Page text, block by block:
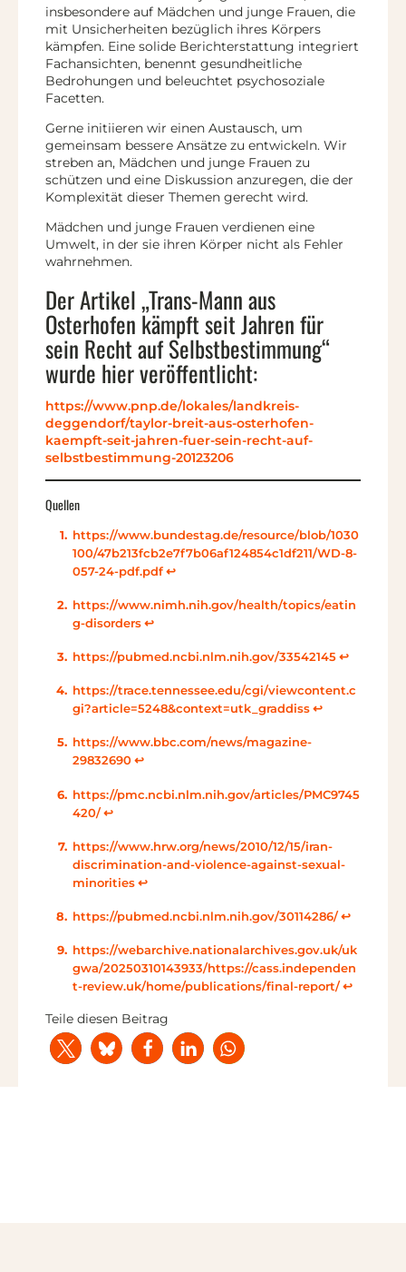
insbesondere auf Mädchen und junge Frauen, die
mit Unsicherheiten bezüglich ihres Körpers
kämpfen. Eine solide Berichterstattung integriert
Fachansichten, benennt gesundheitliche
Bedrohungen und beleuchtet psychosoziale
Facetten.
Gerne initiieren wir einen Austausch, um
gemeinsam bessere Ansätze zu entwickeln. Wir
streben an, Mädchen und junge Frauen zu
schützen und eine Diskussion anzuregen, die der
Komplexität dieser Themen gerecht wird.
Mädchen und junge Frauen verdienen eine
Umwelt, in der sie ihren Körper nicht als Fehler
wahrnehmen.
Der Artikel „Trans-Mann aus
Osterhofen kämpft seit Jahren für
sein Recht auf Selbstbestimmung“
wurde hier veröffentlicht:
https://www.pnp.de/lokales/landkreis-
deggendorf/taylor-breit-aus-osterhofen-
kaempft-seit-jahren-fuer-sein-recht-auf-
selbstbestimmung-20123206
Quellen
https://www.bundestag.de/resource/blob/1030
100/47b213fcb2e7f7b06af124854c1df211/WD-8-
057-24-pdf.pdf↩︎
https://www.nimh.nih.gov/health/topics/eatin
g-disorders↩︎
https://pubmed.ncbi.nlm.nih.gov/33542145↩︎
https://trace.tennessee.edu/cgi/viewcontent.c
gi?article=5248&context=utk_graddiss↩︎
https://www.bbc.com/news/magazine-
29832690↩︎
https://pmc.ncbi.nlm.nih.gov/articles/PMC9745
420/↩︎
https://www.hrw.org/news/2010/12/15/iran-
discrimination-and-violence-against-sexual-
minorities↩︎
https://pubmed.ncbi.nlm.nih.gov/30114286/↩︎
https://webarchive.nationalarchives.gov.uk/uk
gwa/20250310143933/https://cass.independen
t-review.uk/home/publications/final-report/↩︎
Teile diesen Beitrag